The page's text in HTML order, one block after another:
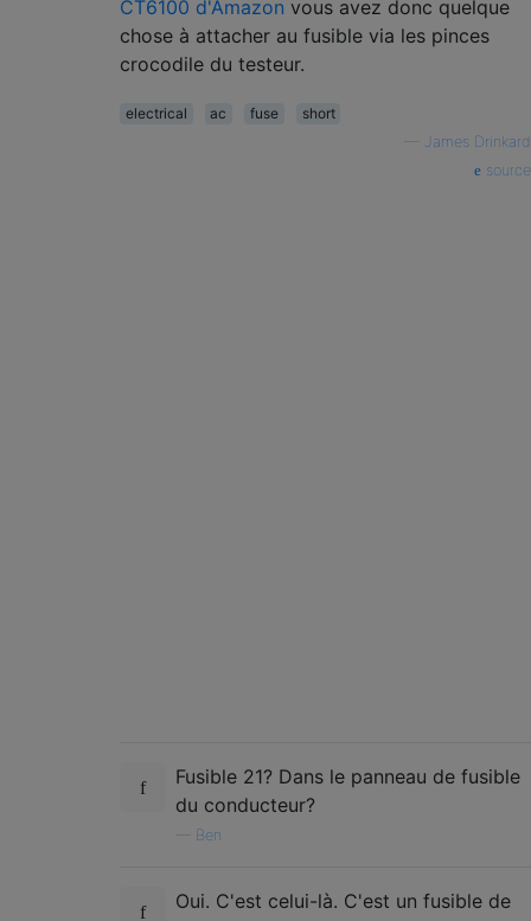
CT6100 d'Amazon vous avez donc quelque
chose à attacher au fusible via les pinces
crocodile du testeur.
electrical ac fuse
short
James Drinkard
source
Fusible 21? Dans le panneau de fusible
du conducteur?
Ben
Oui. C'est celui-là. C'est un fusible de